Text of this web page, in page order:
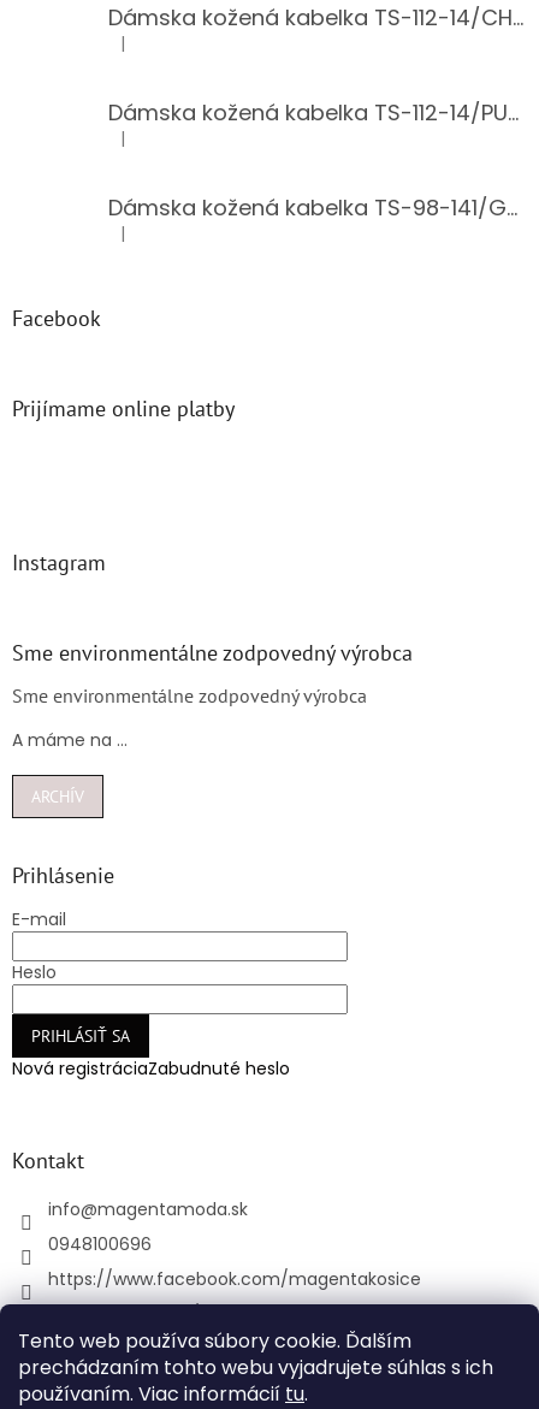
Tento web používa súbory cookie. Ďalším
prechádzaním tohto webu vyjadrujete súhlas s ich
používaním. Viac informácií tu.
Dámska kožená kabelka TS-112-14/CHOCO
Hodnotenie produktu je 5 z 5 hviezdičiek.
|
Dámska kožená kabelka TS-112-14/PUDER
Hodnotenie produktu je 5 z 5 hviezdičiek.
|
Dámska kožená kabelka TS-98-141/GOLD
Hodnotenie produktu je 5 z 5 hviezdičiek.
|
Facebook
Prijímame online platby
Instagram
Sme environmentálne zodpovedný výrobca
Sme environmentálne zodpovedný výrobca
A máme na ...
ARCHÍV
Prihlásenie
E-mail
Heslo
PRIHLÁSIŤ SA
Nová registráciaZabudnuté heslo
Kontakt
info@magentamoda.sk
0948100696
https://www.facebook.com/magentakosice
+421948100696